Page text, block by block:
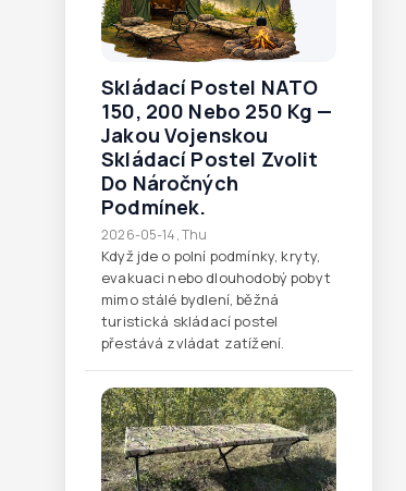
Skládací Postel NATO
150, 200 Nebo 250 Kg —
Jakou Vojenskou
Skládací Postel Zvolit
Do Náročných
Podmínek.
2026-05-14, Thu
Když jde o polní podmínky, kryty,
evakuaci nebo dlouhodobý pobyt
mimo stálé bydlení, běžná
turistická skládací postel
přestává zvládat zatížení.